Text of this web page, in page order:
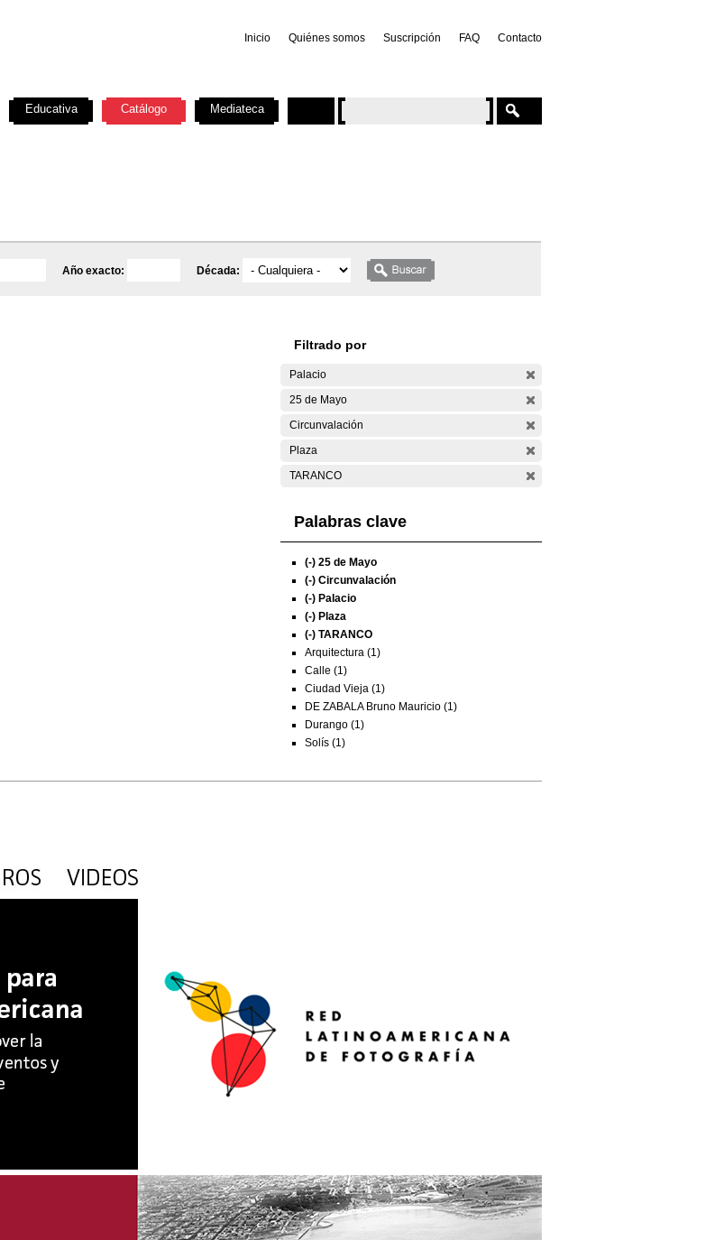
Inicio Quiénes somos Suscripción FAQ Contacto
Año exacto: Década:
Filtrado por
Palacio
25 de Mayo
Circunvalación
Plaza
TARANCO
Palabras clave
(-) 25 de Mayo
(-) Circunvalación
(-) Palacio
(-) Plaza
(-) TARANCO
Arquitectura (1)
Calle (1)
Ciudad Vieja (1)
DE ZABALA Bruno Mauricio (1)
Durango (1)
Solís (1)
Educativa Catálogo Mediateca